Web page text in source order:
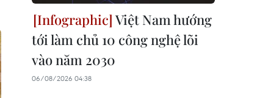
Việt Nam hướng
tới làm chủ 10 công nghệ lõi
vào năm 2030
06/08/2026 04:38